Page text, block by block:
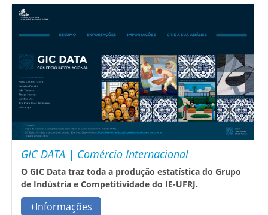
GIC DATA | Comércio Internacional
O GIC Data traz toda a produção estatística do Grupo
de Indústria e Competitividade do IE-UFRJ.
+Informações